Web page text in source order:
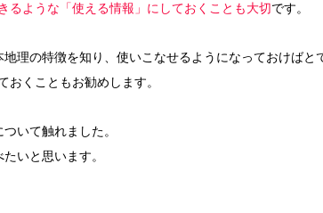
るような「使える情報」にしておくことも大切です。
理の特徴を知り、使いこなせるようになっておけばと
おくこともお勧めします。
いて触れました。
いと思います。